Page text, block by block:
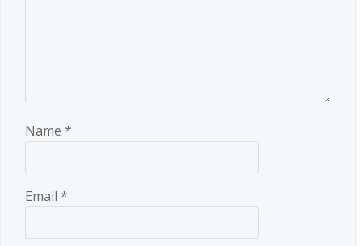
Name *
Email *